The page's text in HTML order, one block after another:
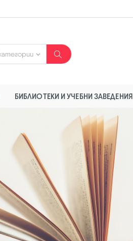
БИБЛИОТЕКИ И УЧЕБНИ ЗАВЕДЕНИЯ